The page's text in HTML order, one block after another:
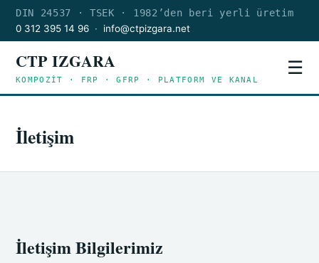
DIN 24537 · TSEK · 1982’den beri yerli üretim
0 312 395 14 96 · info@ctpizgara.net
CTP IZGARA
KOMPOZİT · FRP · GFRP · PLATFORM VE KANAL
☰
İletişim
İletişim Bilgilerimiz